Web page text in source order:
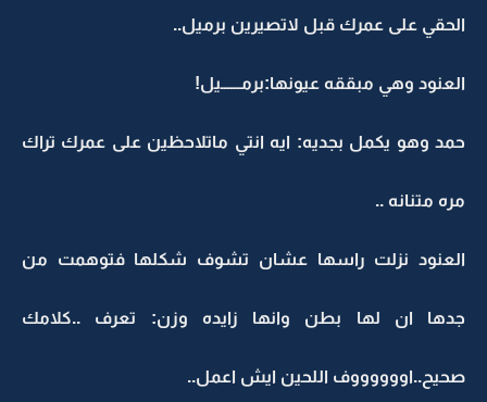
الحقي على عمرك قبل لاتصيرين برميل..
العنود وهي مبققه عيونها:برمــــــيل!
حمد وهو يكمل بجديه: ايه انتي ماتلاحظين على عمرك تراك
مره متنانه ..
العنود نزلت راسها عشان تشوف شكلها فتوهمت من
جدها ان لها بطن وانها زايده وزن: تعرف ..كلامك
صحيح..اووووووف اللحين ايش اعمل..